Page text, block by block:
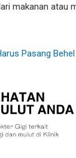
makanan atau
Pasang